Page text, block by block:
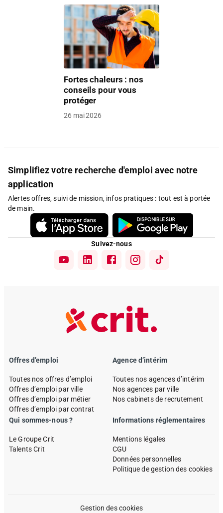
Fortes chaleurs : nos
conseils pour vous
protéger
26 mai 2026